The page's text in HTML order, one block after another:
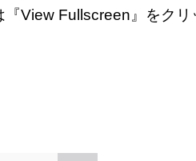
View Fullscreen』をクリ